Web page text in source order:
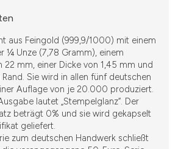
aus Feingold (999,9/1000) mit einem
¼ Unze (7,78 Gramm), einem
22 mm, einer Dicke von 1,45 mm und
Sie wird in allen fünf deutschen
Auflage von je 20.000 produziert.
lautet „Stempelglanz“. Der
beträgt 0% und sie wird gekapselt
geliefert.
zum deutschen Handwerk schließt